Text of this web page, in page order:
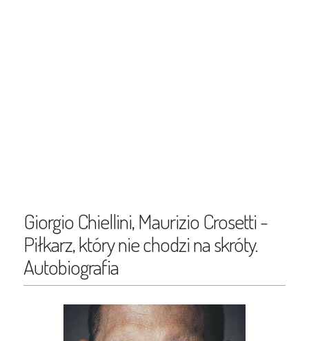
Giorgio Chiellini, Maurizio Crosetti -
Piłkarz, który nie chodzi na skróty.
Autobiografia